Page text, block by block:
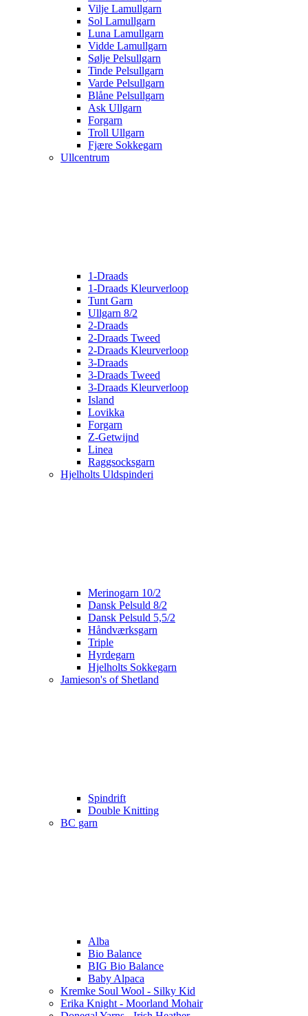
Vilje Lamullgarn
Sol Lamullgarn
Luna Lamullgarn
Vidde Lamullgarn
Sølje Pelsullgarn
Tinde Pelsullgarn
Varde Pelsullgarn
Blåne Pelsullgarn
Ask Ullgarn
Forgarn
Troll Ullgarn
Fjære Sokkegarn
Ullcentrum
1-Draads
1-Draads Kleurverloop
Tunt Garn
Ullgarn 8/2
2-Draads
2-Draads Tweed
2-Draads Kleurverloop
3-Draads
3-Draads Tweed
3-Draads Kleurverloop
Island
Lovikka
Forgarn
Z-Getwijnd
Linea
Raggsocksgarn
Hjelholts Uldspinderi
Merinogarn 10/2
Dansk Pelsuld 8/2
Dansk Pelsuld 5,5/2
Håndværksgarn
Triple
Hyrdegarn
Hjelholts Sokkegarn
Jamieson's of Shetland
Spindrift
Double Knitting
BC garn
Alba
Bio Balance
BIG Bio Balance
Baby Alpaca
Kremke Soul Wool - Silky Kid
Erika Knight - Moorland Mohair